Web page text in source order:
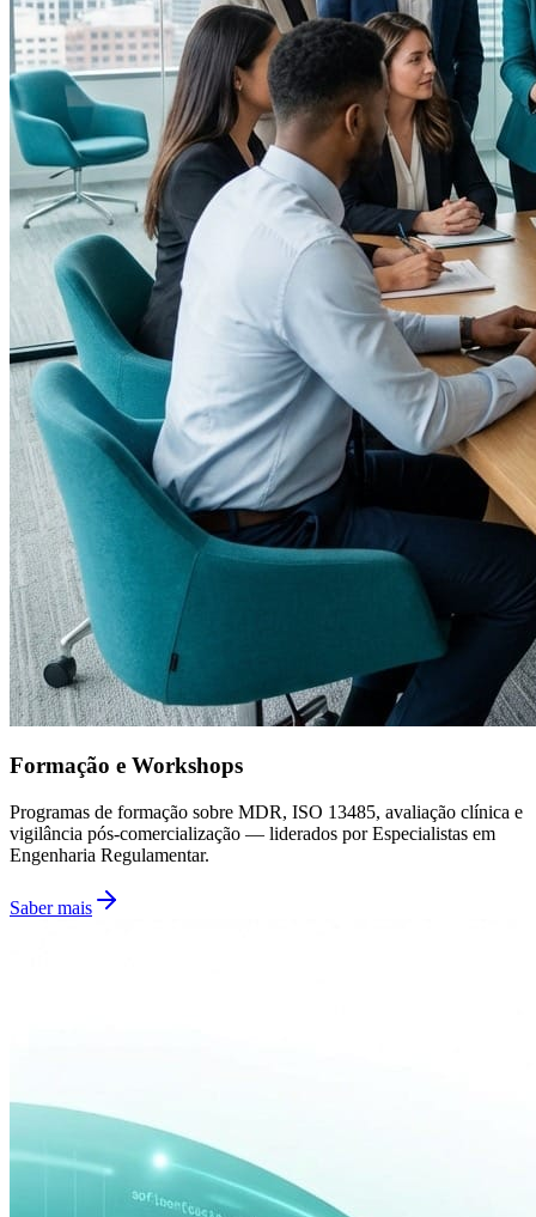
Formação e Workshops
Programas de formação sobre MDR, ISO 13485, avaliação clínica e
vigilância pós-comercialização — liderados por Especialistas em
Engenharia Regulamentar.
Saber mais